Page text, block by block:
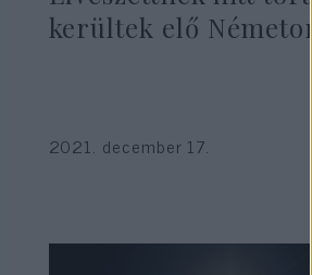
kerültek elő
2021. december 17.